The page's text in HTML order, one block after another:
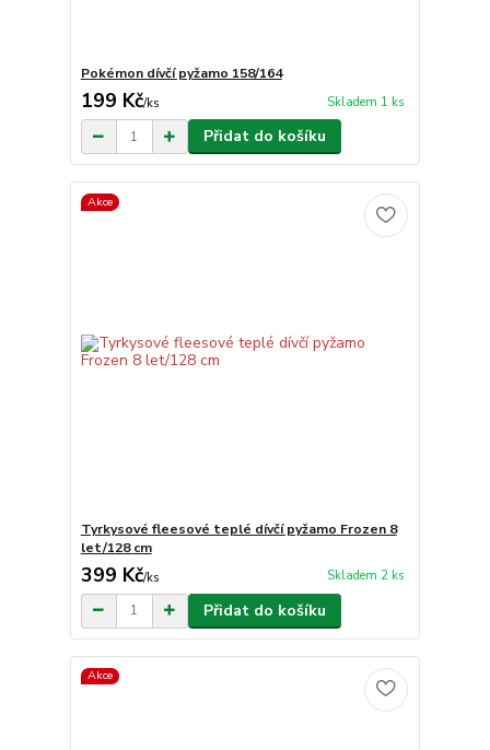
Pokémon dívčí pyžamo 158/164
199 Kč/ks Skladem 1 ks
Přidat do košíku
Akce
Tyrkysové fleesové teplé dívčí pyžamo Frozen 8
let/128 cm
399 Kč/ks Skladem 2 ks
Přidat do košíku
Akce